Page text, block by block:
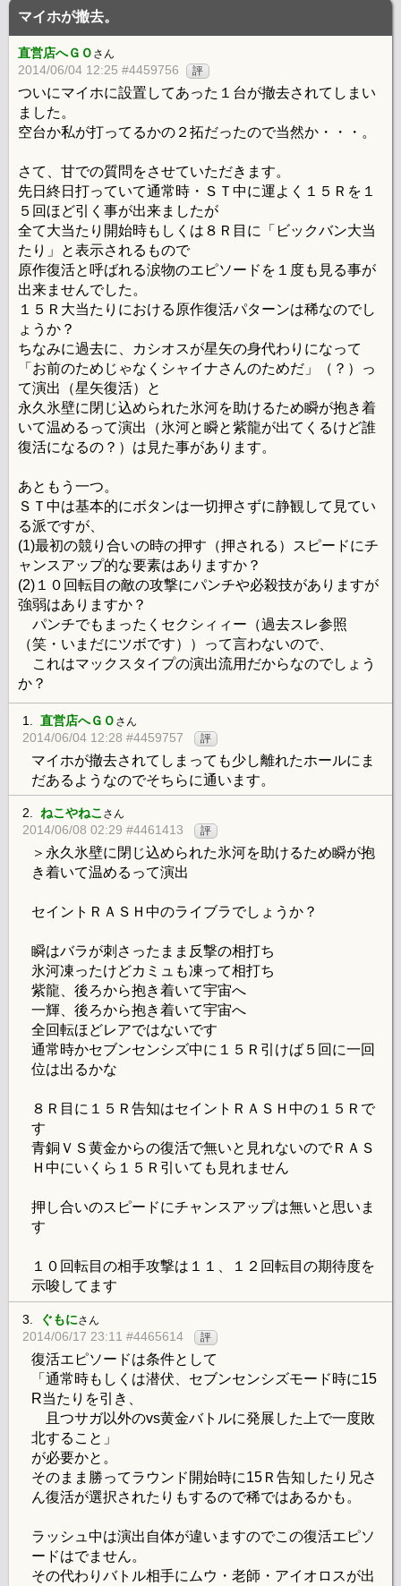
マイホが撤去。
直営店へＧＯ さん
2014/06/04 12:25 #4459756 評
ついにマイホに設置してあった１台が撤去されてしまい
ました。
空台か私が打ってるかの２拓だったので当然か・・・。
さて、甘での質問をさせていただきます。
先日終日打っていて通常時・ＳＴ中に運よく１５Ｒを１
５回ほど引く事が出来ましたが
全て大当たり開始時もしくは８Ｒ目に「ビックバン大当
たり」と表示されるもので
原作復活と呼ばれる涙物のエピソードを１度も見る事が
出来ませんでした。
１５Ｒ大当たりにおける原作復活パターンは稀なのでし
ょうか？
ちなみに過去に、カシオスが星矢の身代わりになって
「お前のためじゃなくシャイナさんのためだ」（？）っ
て演出（星矢復活）と
永久氷壁に閉じ込められた氷河を助けるため瞬が抱き着
いて温めるって演出（氷河と瞬と紫龍が出てくるけど誰
復活になるの？）は見た事があります。
あともう一つ。
ＳＴ中は基本的にボタンは一切押さずに静観して見てい
る派ですが、
(1)最初の競り合いの時の押す（押される）スピードにチ
ャンスアップ的な要素はありますか？
(2)１０回転目の敵の攻撃にパンチや必殺技がありますが
強弱はありますか？
パンチでもまったくセクシィィー（過去スレ参照
（笑・いまだにツボです））って言わないので、
これはマックスタイプの演出流用だからなのでしょう
か？
1. 直営店へＧＯ さん
2014/06/04 12:28 #4459757 評
マイホが撤去されてしまっても少し離れたホールにま
だあるようなのでそちらに通います。
2. ねこやねこ さん
2014/06/08 02:29 #4461413 評
＞永久氷壁に閉じ込められた氷河を助けるため瞬が抱
き着いて温めるって演出
セイントＲＡＳＨ中のライブラでしょうか？
瞬はバラが刺さったまま反撃の相打ち
氷河凍ったけどカミュも凍って相打ち
紫龍、後ろから抱き着いて宇宙へ
一輝、後ろから抱き着いて宇宙へ
全回転ほどレアではないです
通常時かセブンセンシズ中に１５Ｒ引けば５回に一回
位は出るかな
８Ｒ目に１５Ｒ告知はセイントＲＡＳＨ中の１５Ｒで
す
青銅ＶＳ黄金からの復活で無いと見れないのでＲＡＳ
Ｈ中にいくら１５Ｒ引いても見れません
押し合いのスピードにチャンスアップは無いと思いま
す
１０回転目の相手攻撃は１１、１２回転目の期待度を
示唆してます
3. ぐもにさん
2014/06/17 23:11 #4465614 評
復活エピソードは条件として
「通常時もしくは潜伏、セブンセンシズモード時に15
R当たりを引き、
且つサガ以外のvs黄金バトルに発展した上で一度敗
北すること」
が必要かと。
そのまま勝ってラウンド開始時に15Ｒ告知したり兄さ
ん復活が選択されたりもするので稀ではあるかも。
ラッシュ中は演出自体が違いますのでこの復活エピソ
ードはでません。
その代わりバトル相手にムウ・老師・アイオロスが出